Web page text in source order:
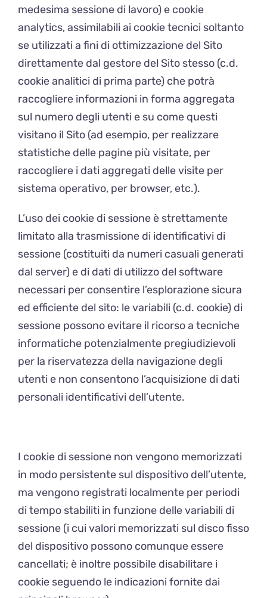
medesima sessione di lavoro) e cookie
analytics, assimilabili ai cookie tecnici soltanto
se utilizzati a fini di ottimizzazione del Sito
direttamente dal gestore del Sito stesso (c.d.
cookie analitici di prima parte) che potrà
raccogliere informazioni in forma aggregata
sul numero degli utenti e su come questi
visitano il Sito (ad esempio, per realizzare
statistiche delle pagine più visitate, per
raccogliere i dati aggregati delle visite per
sistema operativo, per browser, etc.).
L’uso dei cookie di sessione è strettamente
limitato alla trasmissione di identificativi di
sessione (costituiti da numeri casuali generati
dal server) e di dati di utilizzo del software
necessari per consentire l’esplorazione sicura
ed efficiente del sito: le variabili (c.d. cookie) di
sessione possono evitare il ricorso a tecniche
informatiche potenzialmente pregiudizievoli
per la riservatezza della navigazione degli
utenti e non consentono l’acquisizione di dati
personali identificativi dell’utente.
I cookie di sessione non vengono memorizzati
in modo persistente sul dispositivo dell’utente,
ma vengono registrati localmente per periodi
di tempo stabiliti in funzione delle variabili di
sessione (i cui valori memorizzati sul disco fisso
del dispositivo possono comunque essere
cancellati; è inoltre possibile disabilitare i
cookie seguendo le indicazioni fornite dai